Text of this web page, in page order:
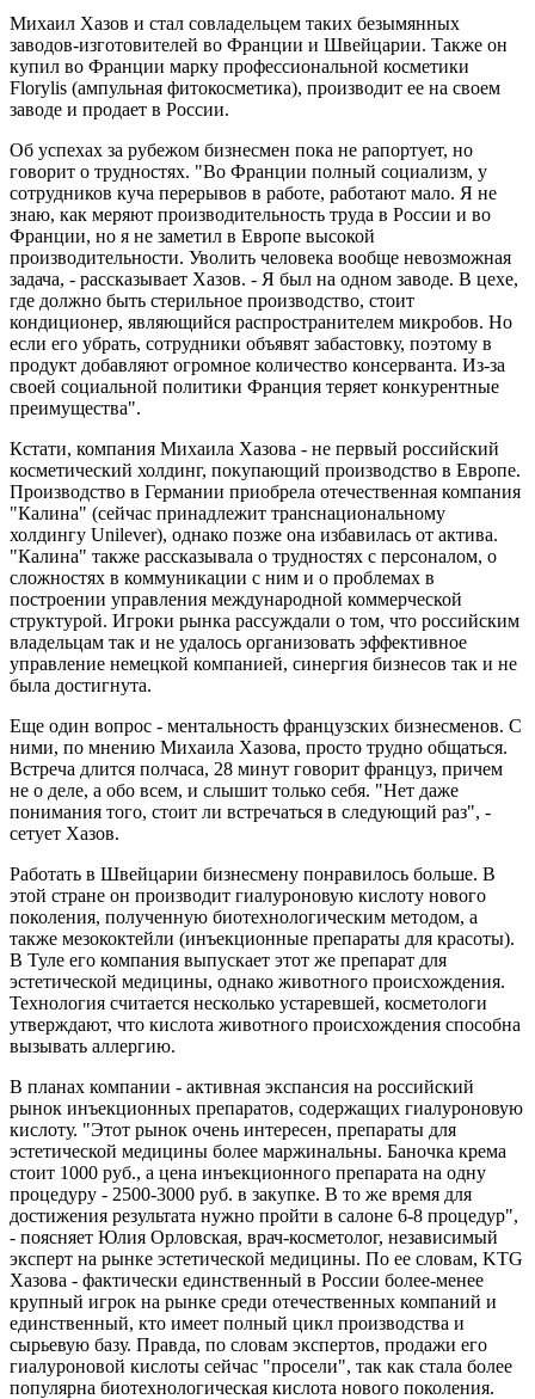
Михаил Хазов и стал совладельцем таких безымянных
заводов-изготовителей во Франции и Швейцарии. Также он
купил во Франции марку профессиональной косметики
Florylis (ампульная фитокосметика), производит ее на своем
заводе и продает в России.
Об успехах за рубежом бизнесмен пока не рапортует, но
говорит о трудностях. "Во Франции полный социализм, у
сотрудников куча перерывов в работе, работают мало. Я не
знаю, как меряют производительность труда в России и во
Франции, но я не заметил в Европе высокой
производительности. Уволить человека вообще невозможная
задача, - рассказывает Хазов. - Я был на одном заводе. В цехе,
где должно быть стерильное производство, стоит
кондиционер, являющийся распространителем микробов. Но
если его убрать, сотрудники объявят забастовку, поэтому в
продукт добавляют огромное количество консерванта. Из-за
своей социальной политики Франция теряет конкурентные
преимущества".
Кстати, компания Михаила Хазова - не первый российский
косметический холдинг, покупающий производство в Европе.
Производство в Германии приобрела отечественная компания
"Калина" (сейчас принадлежит транснациональному
холдингу Unilever), однако позже она избавилась от актива.
"Калина" также рассказывала о трудностях с персоналом, о
сложностях в коммуникации с ним и о проблемах в
построении управления международной коммерческой
структурой. Игроки рынка рассуждали о том, что российским
владельцам так и не удалось организовать эффективное
управление немецкой компанией, синергия бизнесов так и не
была достигнута.
Еще один вопрос - ментальность французских бизнесменов. С
ними, по мнению Михаила Хазова, просто трудно общаться.
Встреча длится полчаса, 28 минут говорит француз, причем
не о деле, а обо всем, и слышит только себя. "Нет даже
понимания того, стоит ли встречаться в следующий раз", -
сетует Хазов.
Работать в Швейцарии бизнесмену понравилось больше. В
этой стране он производит гиалуроновую кислоту нового
поколения, полученную биотехнологическим методом, а
также мезококтейли (инъекционные препараты для красоты).
В Туле его компания выпускает этот же препарат для
эстетической медицины, однако животного происхождения.
Технология считается несколько устаревшей, косметологи
утверждают, что кислота животного происхождения способна
вызывать аллергию.
В планах компании - активная экспансия на российский
рынок инъекционных препаратов, содержащих гиалуроновую
кислоту. "Этот рынок очень интересен, препараты для
эстетической медицины более маржинальны. Баночка крема
стоит 1000 руб., а цена инъекционного препарата на одну
процедуру - 2500-3000 руб. в закупке. В то же время для
достижения результата нужно пройти в салоне 6-8 процедур",
- поясняет Юлия Орловская, врач-косметолог, независимый
эксперт на рынке эстетической медицины. По ее словам, KTG
Хазова - фактически единственный в России более-менее
крупный игрок на рынке среди отечественных компаний и
единственный, кто имеет полный цикл производства и
сырьевую базу. Правда, по словам экспертов, продажи его
гиалуроновой кислоты сейчас "просели", так как стала более
популярна биотехнологическая кислота нового поколения.